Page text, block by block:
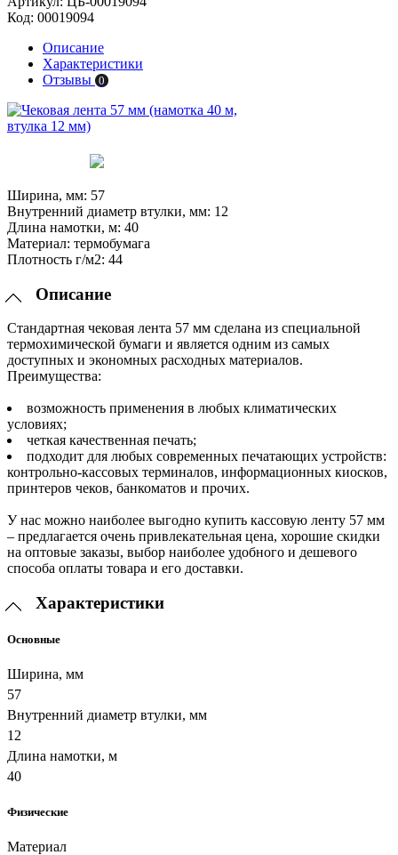
Код: 00019094
Описание
Характеристики
Отзывы 0
Ширина, мм: 57
Внутренний диаметр втулки, мм: 12
Длина намотки, м: 40
Материал: термобумага
Плотность г/м2: 44
Описание
Стандартная чековая лента 57 мм сделана из специальной
термохимической бумаги и является одним из самых
доступных и экономных расходных материалов.
Преимущества:
возможность применения в любых климатических
условиях;
четкая качественная печать;
подходит для любых современных печатающих устройств:
контрольно-кассовых терминалов, информационных киосков,
принтеров чеков, банкоматов и прочих.
У нас можно наиболее выгодно купить кассовую ленту 57 мм
– предлагается очень привлекательная цена, хорошие скидки
на оптовые заказы, выбор наиболее удобного и дешевого
способа оплаты товара и его доставки.
Характеристики
Основные
Ширина, мм
57
Внутренний диаметр втулки, мм
12
Длина намотки, м
40
Физические
Материал